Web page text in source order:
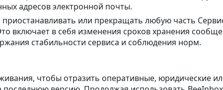
адресов электронной почты.
или прекращать любую часть
включает в себя изменения сроков хранения
стабильности сервиса и соблюдения норм.
чтобы отразить оперативные, юридические